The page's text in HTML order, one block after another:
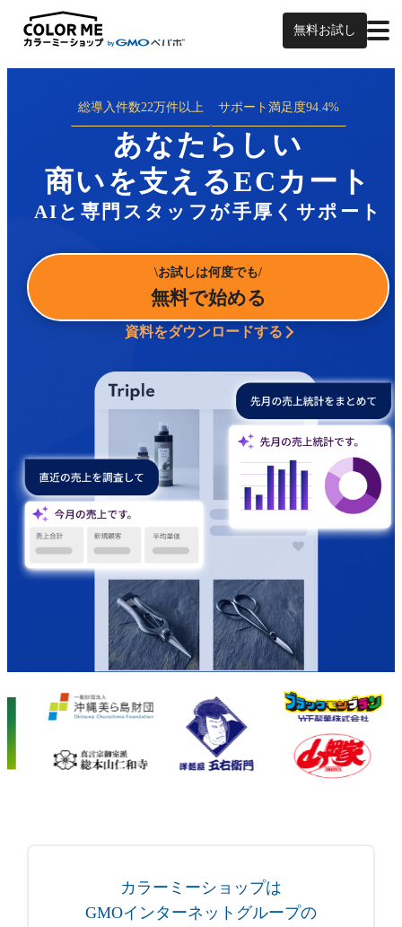
無料お試し
総導入件数22万件以上 サポート満足度94.4%
あなたらしい
商いを支えるECカート
AIと専門スタッフが手厚くサポート
お試しは何度でも
無料で始める
資料をダウンロードする
カラーミーショップは
GMOインターネットグループの